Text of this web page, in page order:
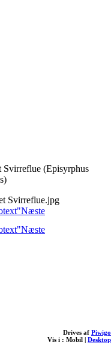
Svirreflue (Episyrphus
Næste
Næste
Drives af Piwigo
Vis i : Mobil | Desktop